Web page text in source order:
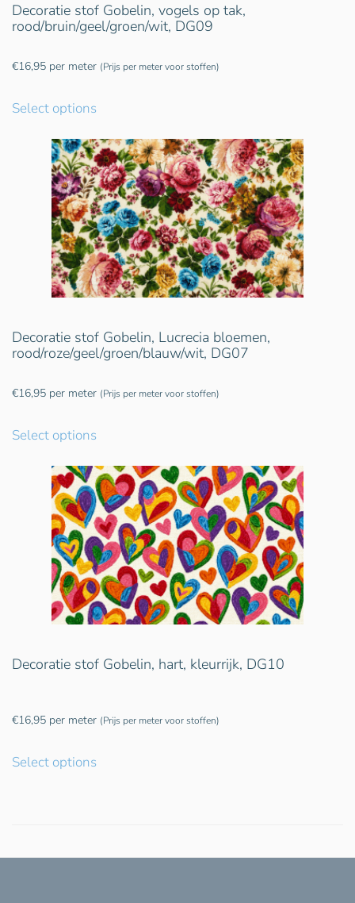
Decoratie stof Gobelin, vogels op tak,
rood/bruin/geel/groen/wit, DG09
€16,95 per meter (Prijs per meter voor stoffen)
Select options
Decoratie stof Gobelin, Lucrecia bloemen,
rood/roze/geel/groen/blauw/wit, DG07
€16,95 per meter (Prijs per meter voor stoffen)
Select options
Decoratie stof Gobelin, hart, kleurrijk, DG10
€16,95 per meter (Prijs per meter voor stoffen)
Select options